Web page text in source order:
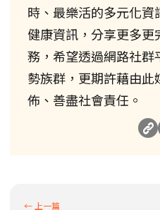
時、最樂活的多元化
健康資訊，分享更多
務，希望透過網路社
勢族群，更期許藉由
佈、善盡社會責任。